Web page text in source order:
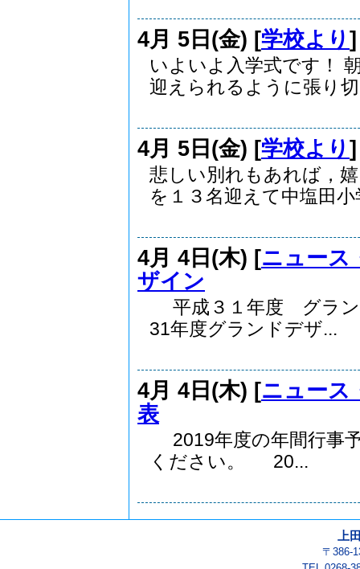
4月 5日(金) [学校より
いよいよ入学式です！
迎えられるように張り
4月 5日(金) [学校より
悲しい別れもあれば，
を１３名迎えて中塩田小
4月 4日(木) [ニュース
ザイン
平成３１年度 グラ
31年度グランドデザ...
4月 4日(木) [ニュース
表
2019年度の年間行事
ください。 20...
上
〒386-